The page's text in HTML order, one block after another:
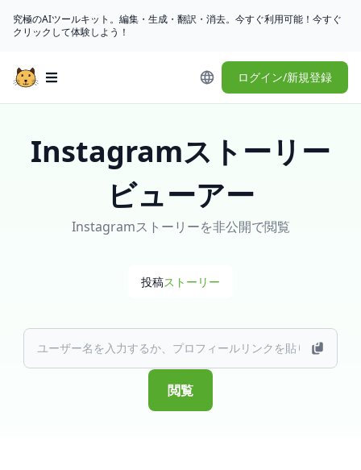
究極のAIツールキット。編集・生成・翻訳・消去。今すぐ利用可能！今すぐ
クリックして体験しよう！
Open main menu ログイン/新規登録
Instagramストーリー
ビューアー
Instagramストーリーを非公開で閲覧
投稿ストーリー
閲覧